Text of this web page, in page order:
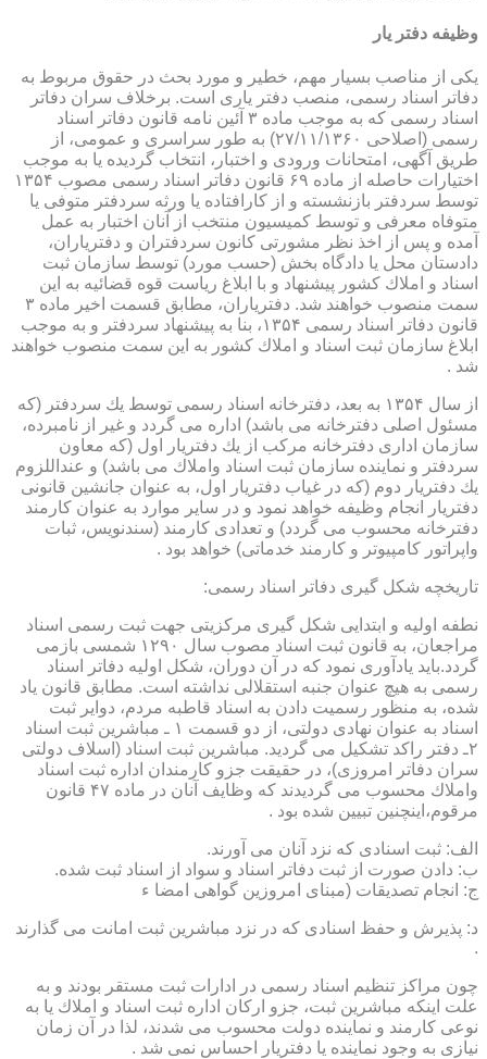
وظیفه دفتر یار
یكی از مناصب بسیار مهم، خطیر و مورد بحث در حقوق مربوط به
دفاتر اسناد رسمی، منصب دفتر یاری است. برخلاف سران دفاتر
اسناد رسمی كه به موجب ماده ۳ آئین نامه قانون دفاتر اسناد
رسمی (اصلاحی ۲۷/۱۱/۱۳۶۰) به طور سراسری و عمومی، از
طریق آگهی، امتحانات ورودی و اختبار، انتخاب گردیده یا به موجب
اختیارات حاصله از ماده ۶۹ قانون دفاتر اسناد رسمی مصوب ۱۳۵۴
توسط سردفتر بازنشسته و از كارافتاده یا ورثه سردفتر متوفی یا
متوفاه معرفی و توسط كمیسیون منتخب از آنان اختبار به عمل
آمده و پس از اخذ نظر مشورتی كانون سردفتران و دفتریاران،
دادستان محل یا دادگاه بخش (حسب مورد) توسط سازمان ثبت
اسناد و املاك كشور پیشنهاد و با ابلاغ ریاست قوه قضائیه به این
سمت منصوب خواهند شد. دفتریاران، مطابق قسمت اخیر ماده ۳
قانون دفاتر اسناد رسمی ۱۳۵۴، بنا به پیشنهاد سردفتر و به موجب
ابلاغ سازمان ثبت اسناد و املاك كشور به این سمت منصوب خواهند
شد .
از سال ۱۳۵۴ به بعد، دفترخانه اسناد رسمی توسط یك سردفتر (كه
مسئول اصلی دفترخانه می باشد) اداره می گردد و غیر از نامبرده،
سازمان اداری دفترخانه مركب از یك دفتریار اول (كه معاون
سردفتر و نماینده سازمان ثبت اسناد واملاك می باشد) و عنداللزوم
یك دفتریار دوم (كه در غیاب دفتریار اول، به عنوان جانشین قانونی
دفتریار انجام وظیفه خواهد نمود و در سایر موارد به عنوان كارمند
دفترخانه محسوب می گردد) و تعدادی كارمند (سندنویس، ثبات
واپراتور كامپیوتر و كارمند خدماتی) خواهد بود .
تاریخچه شكل گیری دفاتر اسناد رسمی:
نطفه اولیه و ابتدایی شكل گیری مركزیتی جهت ثبت رسمی اسناد
مراجعان، به قانون ثبت اسناد مصوب سال ۱۲۹۰ شمسی بازمی
گردد.باید یادآوری نمود كه در آن دوران، شكل اولیه دفاتر اسناد
رسمی به هیچ عنوان جنبه استقلالی نداشته است. مطابق قانون یاد
شده، به منظور رسمیت دادن به اسناد قاطبه مردم، دوایر ثبت
اسناد به عنوان نهادی دولتی، از دو قسمت ۱ ـ مباشرین ثبت اسناد
۲ـ دفتر راكد تشكیل می گردید. مباشرین ثبت اسناد (اسلاف دولتی
سران دفاتر امروزی)، در حقیقت جزو كارمندان اداره ثبت اسناد
واملاك محسوب می گردیدند كه وظایف آنان در ماده ۴۷ قانون
مرقوم،اینچنین تبیین شده بود .
الف: ثبت اسنادی كه نزد آنان می آورند.
ب: دادن صورت از ثبت دفاتر اسناد و سواد از اسناد ثبت شده.
ج: انجام تصدیقات (مبنای امروزین گواهی امضا ء
د: پذیرش و حفظ اسنادی كه در نزد مباشرین ثبت امانت می گذارند
.
چون مراكز تنظیم اسناد رسمی در ادارات ثبت مستقر بودند و به
علت اینكه مباشرین ثبت، جزو اركان اداره ثبت اسناد و املاك یا به
نوعی كارمند و نماینده دولت محسوب می شدند، لذا در آن زمان
نیازی به وجود نماینده یا دفتریار احساس نمی شد .